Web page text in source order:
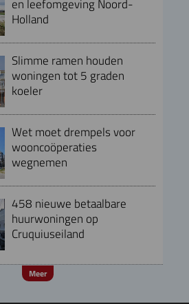
en leefomgeving Noord-
Holland
Slimme ramen houden
woningen tot 5 graden
koeler
Wet moet drempels voor
wooncoöperaties
wegnemen
458 nieuwe betaalbare
huurwoningen op
Cruquiuseiland
Meer